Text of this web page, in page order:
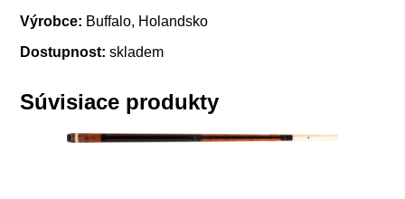
Výrobce: Buffalo, Holandsko
Dostupnost: skladem
Súvisiace produkty